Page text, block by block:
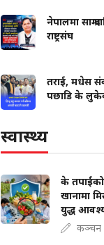
नेपालमा
राष्ट्रसंघ
तराई, मधेस
पछाडि के
स्वास्थ्य
के
खानामा
युद्ध
कञ्चन